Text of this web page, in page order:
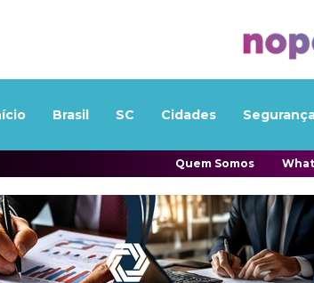
Brasil SC Cidades
Quem Somos